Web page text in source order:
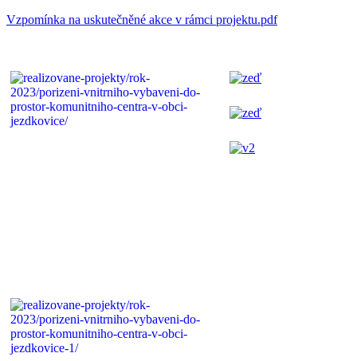
Vzpomínka na uskutečněné akce v rámci projektu.pdf